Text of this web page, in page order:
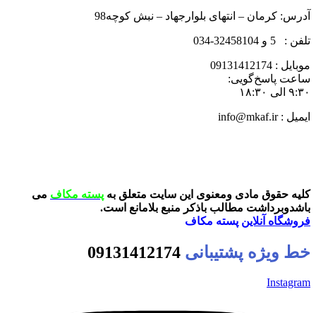
آدرس: کرمان – انتهای بلوارجهاد – نبش کوچه98
تلفن : 5 و 32458104-034
موبایل : 09131412174
ساعت پاسخ‌گویی:
۹:۳۰ الی ۱۸:۳۰
ایمیل : info@mkaf.ir
کلیه حقوق مادی ومعنوی این سایت متعلق به پسته مکاف می
باشدوبرداشت مطالب باذکر منبع بلامانع است.
فروشگاه آنلاین پسته مکاف
خط ویژه پشتیبانی 09131412174
Instagram